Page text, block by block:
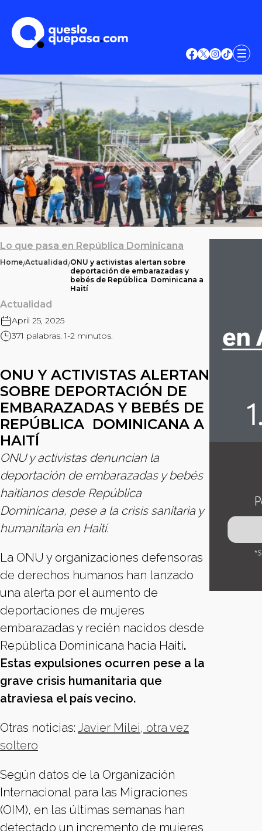
Lo que pasa en República Dominicana
Home/Actualidad/ONU y activistas alertan sobre
deportación de embarazadas y
bebés de República Dominicana a
Haití
Actualidad
April 25, 2025
371 palabras. 1-2 minutos.
ONU Y ACTIVISTAS ALERTAN
SOBRE DEPORTACIÓN DE
EMBARAZADAS Y BEBÉS DE
REPÚBLICA DOMINICANA A
HAITÍ
ONU y activistas denuncian la
deportación de embarazadas y bebés
haitianos desde República
Dominicana, pese a la crisis sanitaria y
humanitaria en Haití.
La ONU y organizaciones defensoras
de derechos humanos han lanzado
una alerta por el aumento de
deportaciones de mujeres
embarazadas y recién nacidos desde
República Dominicana hacia Haití.
Estas expulsiones ocurren pese a la
grave crisis humanitaria que
atraviesa el país vecino.
Otras noticias: Javier Milei, otra vez
soltero
Según datos de la Organización
Internacional para las Migraciones
(OIM), en las últimas semanas han
detectado un incremento de mujeres